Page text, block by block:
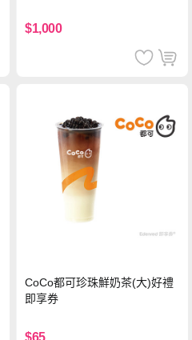
$1,000
CoCo都可珍珠鮮奶茶(大)好禮
即享券